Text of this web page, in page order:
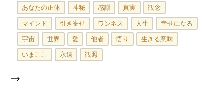
あなたの正体
神秘 感謝 真実
観念
マインド
引き寄せ ワンネス 人生
幸せになる
宇宙
世界 愛 他者 悟り
生きる意味
いまここ
永遠 観照
-->